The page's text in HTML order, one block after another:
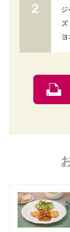
ジ
ヨ